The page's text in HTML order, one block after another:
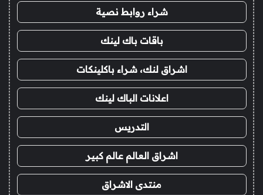
شراء روابط نصية
باقات باك لينك
اشراق لنك، شراء باكلينكات
اعلانات الباك لينك
التدريس
اشراق العالم عالم كبير
منتدى الاشراق